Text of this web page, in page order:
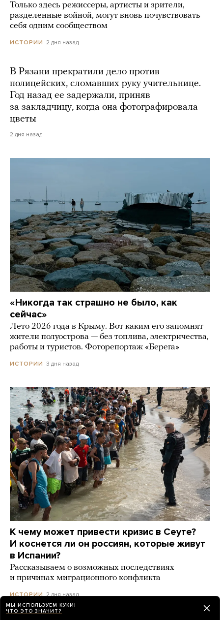
Только здесь режиссеры, артисты и зрители,
разделенные войной, могут вновь почувствовать
себя одним сообществом
ИСТОРИИ 2 дня назад
В Рязани прекратили дело против
полицейских, сломавших руку учительнице.
Год назад ее задержали, приняв
за закладчицу, когда она фотографировала
цветы
2 дня назад
«Никогда так страшно не было, как
сейчас»
Лето 2026 года в Крыму. Вот каким его запомнят
жители полуострова — без топлива, электричества,
работы и туристов. Фоторепортаж «Берега»
ИСТОРИИ 3 дня назад
К чему может привести кризис в Сеуте?
И коснется ли он россиян, которые живут
в Испании?
Рассказываем о возможных последствиях
и причинах миграционного конфликта
ИСТОРИИ 2 дня назад
МЫ ИСПОЛЬЗУЕМ КУКИ!
ЧТО ЭТО ЗНАЧИТ?